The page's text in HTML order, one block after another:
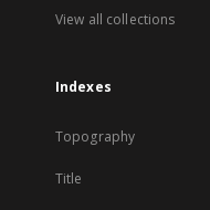
View all collections
Indexes
Topography
Title